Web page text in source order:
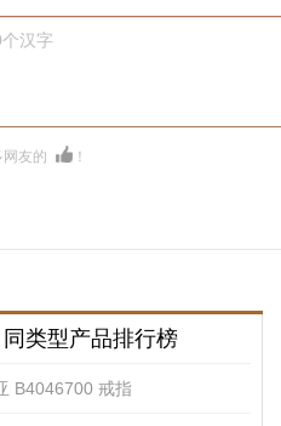
汉字
友的 ！
同类型产品排行榜
B4046700 戒指